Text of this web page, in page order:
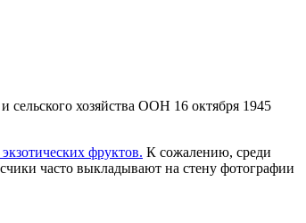
сельского хозяйства ООН 16 октября 1945
фруктов. К сожалению, среди
часто выкладывают на стену фотографии